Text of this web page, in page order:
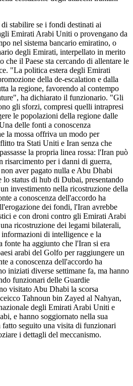
stabilire se i fondi destinati ai
Emirati Arabi Uniti o provengano da
nel sistema bancario emiratino, o
degli Emirati, interpellato in merito
che il Paese sta cercando di allentare le
"La politica estera degli Emirati
della de-escalation e dalla
la regione, favorendo al contempo
ha dichiarato il funzionario. "Gli
gli sforzi, compresi quelli intrapresi
le popolazioni della regione dalle
delle fonti a conoscenza
la mossa offriva un modo per
tra Stati Uniti e Iran senza che
la propria linea rossa: l'Iran può
risarcimento per i danni di guerra,
aver pagato nulla e Abu Dhabi
lo status di hub di Dubai, presentando
investimento nella ricostruzione della
a conoscenza dell'accordo ha
dei fondi, l'Iran avrebbe
e con droni contro gli Emirati Arabi
ricostruzione dei legami bilaterali,
di intelligence e la
fonte ha aggiunto che l'Iran si era
arabi del Golfo per raggiungere un
a conoscenza dell'accordo ha
iniziati diverse settimane fa, ma hanno
funzionari delle Guardie
visitato Abu Dhabi la scorsa
Tahnoun bin Zayed al Nahyan,
degli Emirati Arabi Uniti e
e hanno soggiornato nella sua
seguito una visita di funzionari
i dettagli del meccanismo.